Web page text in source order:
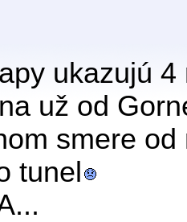
ukazujú
už od
smere
tunel